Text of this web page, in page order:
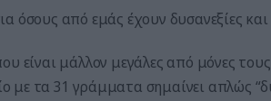
όσους από εμάς έχουν δυσανεξίες και
είναι μάλλον μεγάλες από μόνες
με τα 31 γράμματα σημαίνει απλώς